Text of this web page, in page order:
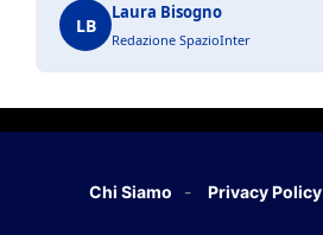
LB
Laura Bisogno
Redazione SpazioInter
Chi Siamo Privacy Policy